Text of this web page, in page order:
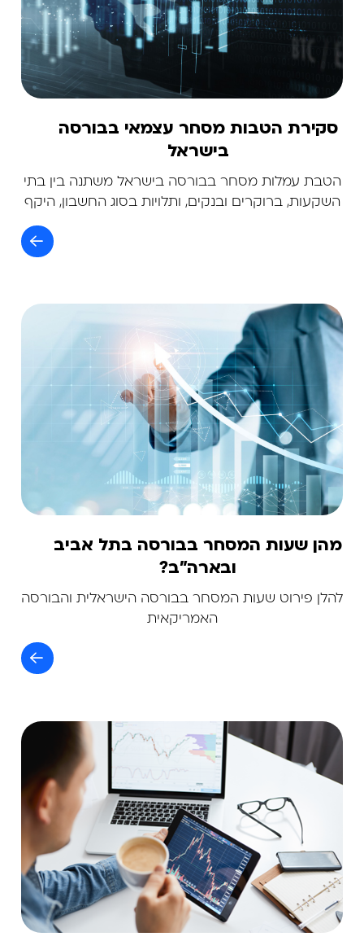
סקירת הטבות מסחר עצמאי בבורסה
בישראל
הטבת עמלות מסחר בבורסה בישראל משתנה בין בתי
השקעות, ברוקרים ובנקים, ותלויות בסוג החשבון, היקף
המסחר והפלטפורמה. הנה סקירה כללית של הטבות
מהן שעות המסחר בבורסה בתל אביב
ובארה"ב?
להלן פירוט שעות המסחר בבורסה הישראלית והבורסה
האמריקאית